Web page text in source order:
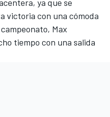
ya que se
victoria con una cómoda
Max
tiempo con una salida